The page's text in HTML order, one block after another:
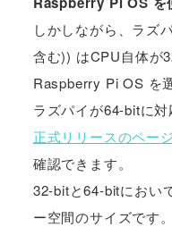
しかしながら、ラズ
含む)) はCPU自体が
Raspberry Pi OS を
ラズパイが64-bitに
正式リリースのページ
確認できます。
32-bitと64-bitにおい
ー空間のサイズです